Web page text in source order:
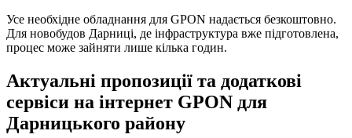
Усе необхідне обладнання для GPON надається безкоштовно.
Для новобудов Дарниці, де інфраструктура вже підготовлена,
процес може зайняти лише кілька годин.
Актуальні пропозиції та додаткові
сервіси на інтернет GPON для
Дарницького району